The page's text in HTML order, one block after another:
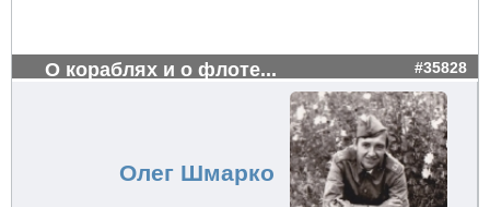
О кораблях и о флоте... #35828
Олег Шмарко